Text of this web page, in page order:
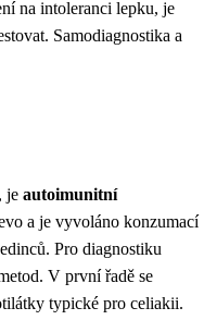
na intoleranci lepku, je
Samodiagnostika a
je autoimunitní
a je vyvoláno konzumací
Pro diagnostiku
V první řadě se
typické pro celiakii.